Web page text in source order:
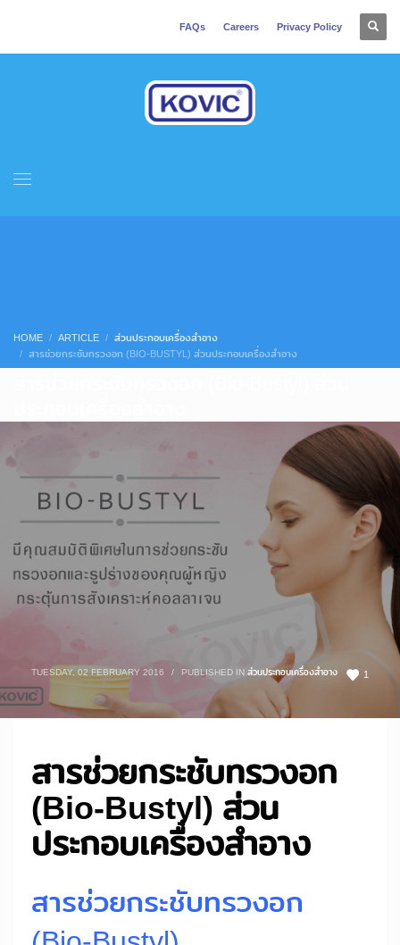
FAQs Careers Privacy Policy
HOME ARTICLE
ส่วนประกอบเครื่องสำอาง
สารช่วยกระชับทรวงอก (BIO-BUSTYL) ส่วนประกอบเครื่องสำอาง
1
TUESDAY, 02 FEBRUARY 2016 / PUBLISHED INส่วนประกอบเครื่องสำอาง
สารช่วยกระชับทรวงอก
(Bio-Bustyl) ส่วน
ประกอบเครื่องสำอาง
สารช่วยกระชับทรวงอก